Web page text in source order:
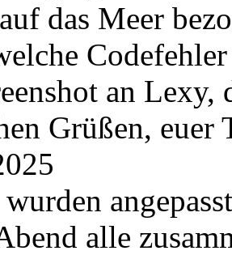
das Meer
an
Grüßen, euer
alle